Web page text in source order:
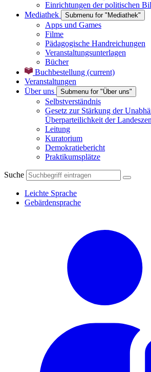
Einrichtungen der politischen
Mediathek
Submenu for "Mediathek"
Apps und Games
Filme
Pädagogische Handreichungen
Veranstaltungsunterlagen
Bücher
Buchbestellung (current)
Veranstaltungen
Über uns
Submenu for "Über uns"
Selbstverständnis
Gesetz zur Stärkung der
Überparteilichkeit der
Leitung
Kuratorium
Demokratiebericht
Praktikumsplätze
Suche
Leichte Sprache
Gebärdensprache